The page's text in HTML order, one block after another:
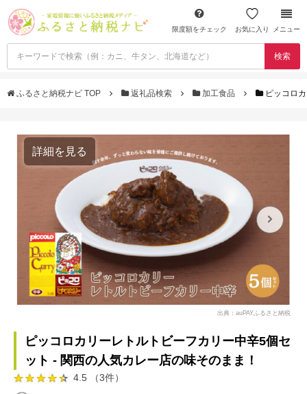
限度額をチェック お気に入り メニュー
検索
ふるさと納税ナビ TOP 返礼品検索 加工食品 ピッコロ
詳細を見る
出典：auPAYふるさと納税
ピッコロカリーレトルトビーフカリー中辛5個セ
ット - 関西の人気カレー店の味そのまま！
4.5 （3件）